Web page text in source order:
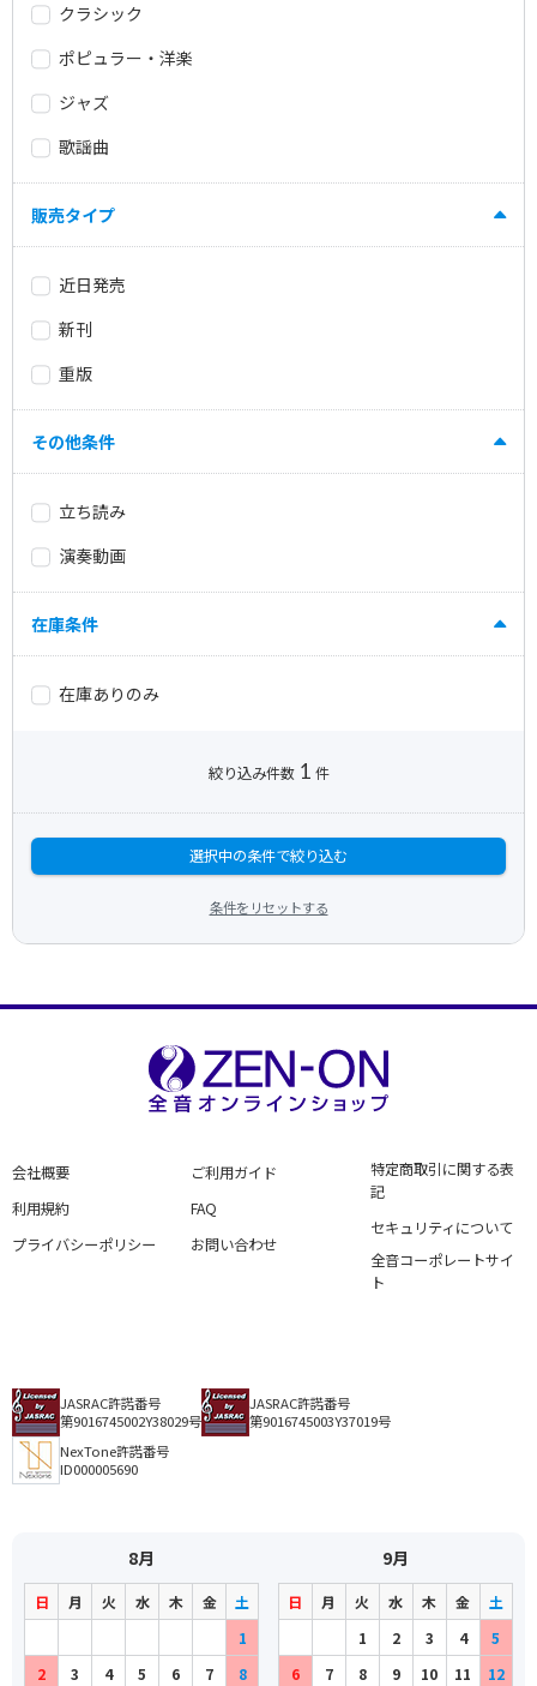
クラシック
ポピュラー・洋楽
ジャズ
歌謡曲
販売タイプ
近日発売
新刊
重版
その他条件
立ち読み
演奏動画
在庫条件
在庫ありのみ
絞り込み件数 1 件
選択中の条件で絞り込む
条件をリセットする
会社概要
利用規約
プライバシーポリシー
ご利用ガイド
FAQ
お問い合わせ
特定商取引に関する表
記
セキュリティについて
全音コーポレートサイ
ト
JASRAC許諾番号
第9016745002Y38029号
JASRAC許諾番号
第9016745003Y37019号
NexTone許諾番号
ID000005690
8月
日 月 火 水 木 金
土
1
2
3 4 5 6 7 8
9月
日 月 火 水 木 金
土
1
2 3 4
5
6
7 8 9 10 11 12